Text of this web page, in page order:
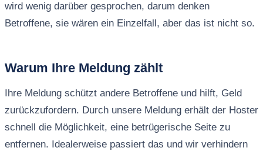
wird wenig darüber gesprochen, darum denken
Betroffene, sie wären ein Einzelfall, aber das ist nicht so.
Warum Ihre Meldung zählt
Ihre Meldung schützt andere Betroffene und hilft, Geld
zurückzufordern. Durch unsere Meldung erhält der Hoster
schnell die Möglichkeit, eine betrügerische Seite zu
entfernen. Idealerweise passiert das und wir verhindern